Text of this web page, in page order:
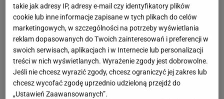
takie jak adresy IP, adresy e-mail czy identyfikatory plików
cookie lub inne informacje zapisane w tych plikach do celów
marketingowych, w szczególności na potrzeby wyświetlania
reklam dopasowanych do Twoich zainteresowań i preferencji w
swoich serwisach, aplikacjach i w Internecie lub personalizacji
treści w nich wyświetlanych. Wyrażenie zgody jest dobrowolne.
Jeśli nie chcesz wyrazić zgody, chcesz ograniczyć jej zakres lub
chcesz wycofać zgodę uprzednio udzieloną przejdź do
„Ustawień Zaawansowanych”.